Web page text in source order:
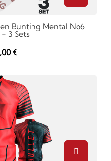
Bunting Mental No6
3 Sets
€